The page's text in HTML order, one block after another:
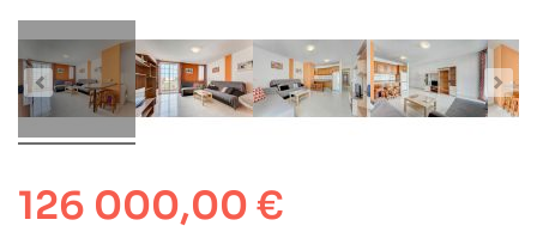
126 000,00 €